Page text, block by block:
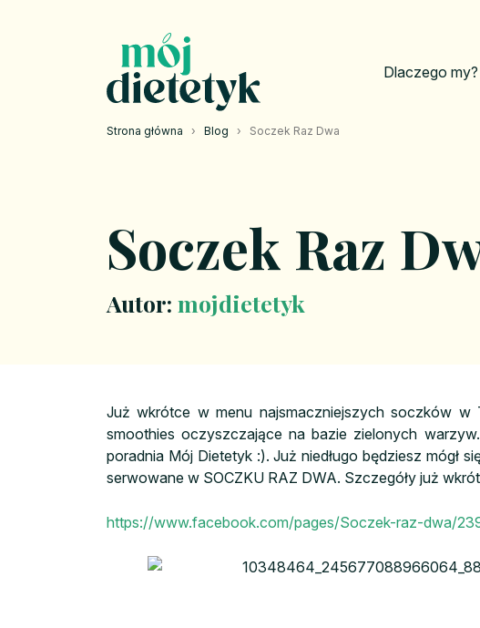
Dlaczego my?
Strona główna › Blog › Soczek Raz Dwa
Soczek Raz
Autor: mojdietetyk
Już wkrótce w menu najsmaczniejszych soczków
smoothies oczyszczające na bazie zielonych
poradnia Mój Dietetyk :). Już niedługo będziesz mógł
serwowane w SOCZKU RAZ DWA. Szczegóły już
https://www.facebook.com/pages/Soczek-raz-dwa/